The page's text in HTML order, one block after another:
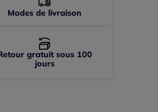
Modes de livraison
gratuit sous 100
jours